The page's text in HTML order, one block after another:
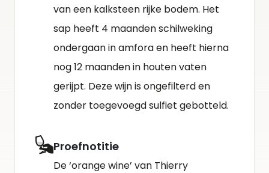
van een kalksteen rijke bodem. Het
sap heeft 4 maanden schilweking
ondergaan in amfora en heeft hierna
nog 12 maanden in houten vaten
gerijpt. Deze wijn is ongefilterd en
zonder toegevoegd sulfiet gebotteld.
Proefnotitie
De ‘orange wine’ van Thierry